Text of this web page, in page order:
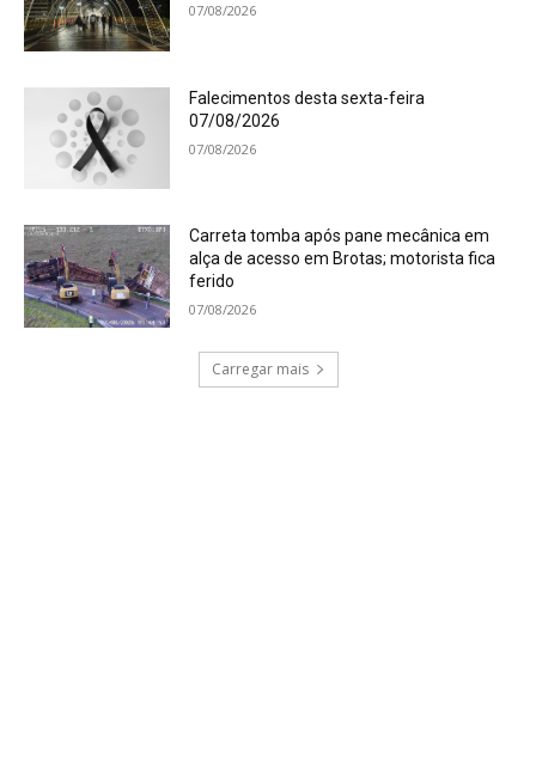
07/08/2026
Falecimentos desta sexta-feira
07/08/2026
07/08/2026
Carreta tomba após pane mecânica em
alça de acesso em Brotas; motorista fica
ferido
07/08/2026
Carregar mais